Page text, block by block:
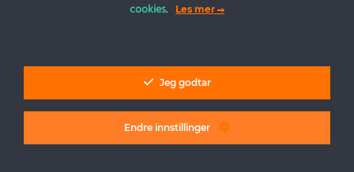
cookies. Les mer
Jeg godtar
Endre innstillinger